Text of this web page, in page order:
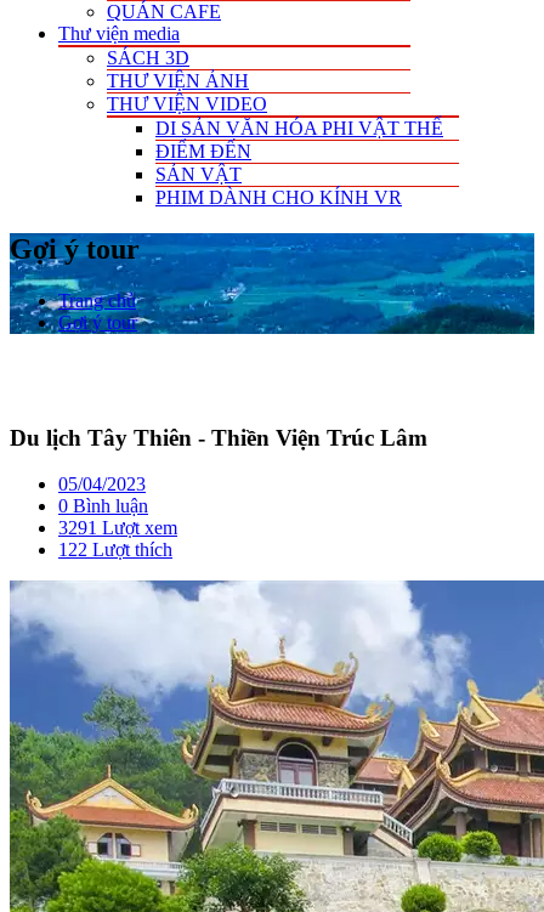
QUÁN CAFE
Thư viện media
SÁCH 3D
THƯ VIỆN ẢNH
THƯ VIỆN VIDEO
DI SẢN VĂN HÓA PHI VẬT THỂ
ĐIỂM ĐẾN
SẢN VẬT
PHIM DÀNH CHO KÍNH VR
Gợi ý tour
Trang chủ
Gợi ý tour
Du lịch Tây Thiên - Thiền Viện Trúc Lâm
05/04/2023
0 Bình luận
3291 Lượt xem
122 Lượt thích